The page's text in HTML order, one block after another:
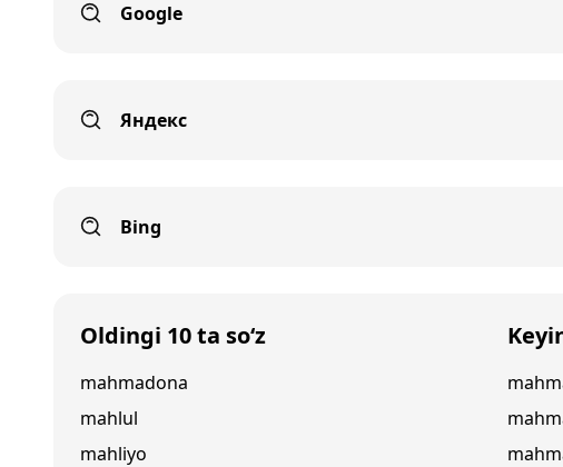
Google
Яндекс
Bing
Oldingi 10 ta so‘z
mahmadona
mahlul
mahliyo